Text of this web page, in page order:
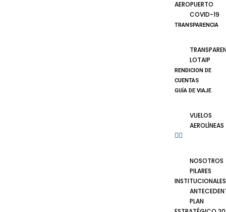
AEROPUERTO
COVID-19
TRANSPARENCIA
LOTAIP
RENDICION DE
CUENTAS
GUÍA DE VIAJE
VUELOS
AEROLÍNEAS
NOSOTROS
PILARES
INSTITUCIONALES
PLAN